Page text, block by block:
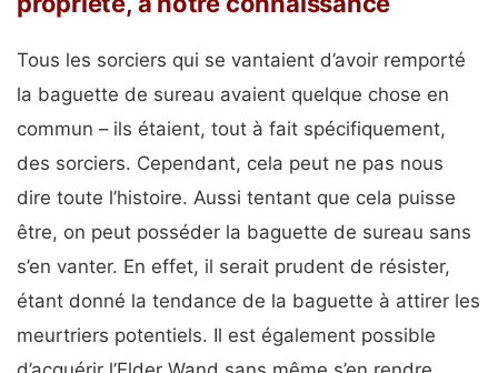
Tous les sorciers qui se vantaient d’avoir remporté
la baguette de sureau avaient quelque chose en
commun – ils étaient, tout à fait spécifiquement,
des sorciers. Cependant, cela peut ne pas nous
dire toute l’histoire. Aussi tentant que cela puisse
être, on peut posséder la baguette de sureau sans
s’en vanter. En effet, il serait prudent de résister,
étant donné la tendance de la baguette à attirer les
meurtriers potentiels. Il est également possible